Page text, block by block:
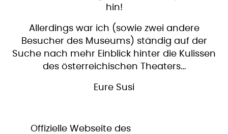
hin!
Allerdings war ich (sowie zwei andere
Besucher des Museums) ständig auf der
Suche nach mehr Einblick hinter die Kulissen
des österreichischen Theaters…
Eure Susi
Offizielle Webseite des